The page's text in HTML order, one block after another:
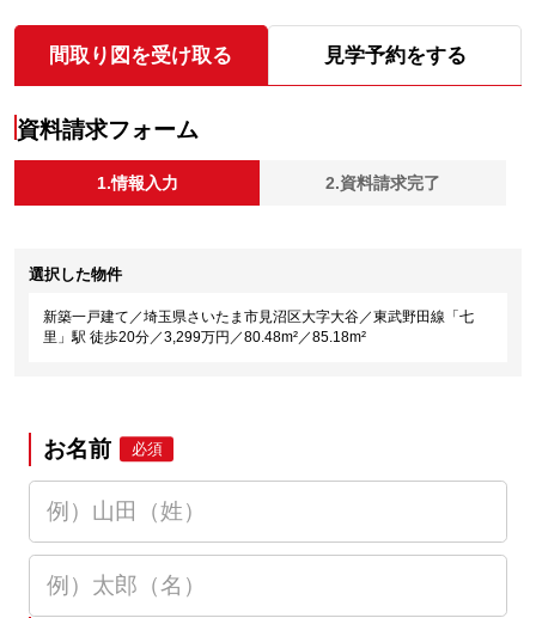
間取り図を受け取る 見学予約をする
資料請求フォーム
1.情報入力 2.資料請求完了
選択した物件
新築一戸建て／埼玉県さいたま市見沼区大字大谷／東武野田線「七
里」駅 徒歩20分／3,299万円／80.48m²／85.18m²
お名前 必須